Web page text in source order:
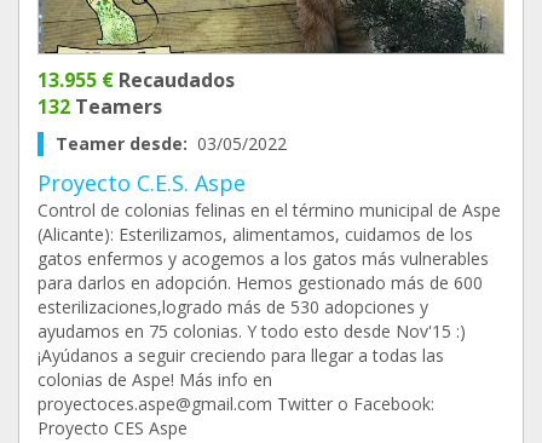
13.955 € Recaudados
132 Teamers
Teamer desde: 03/05/2022
Proyecto C.E.S. Aspe
Control de colonias felinas en el término municipal de Aspe
(Alicante): Esterilizamos, alimentamos, cuidamos de los
gatos enfermos y acogemos a los gatos más vulnerables
para darlos en adopción. Hemos gestionado más de 600
esterilizaciones,logrado más de 530 adopciones y
ayudamos en 75 colonias. Y todo esto desde Nov'15 :)
¡Ayúdanos a seguir creciendo para llegar a todas las
colonias de Aspe! Más info en
proyectoces.aspe@gmail.com Twitter o Facebook:
Proyecto CES Aspe